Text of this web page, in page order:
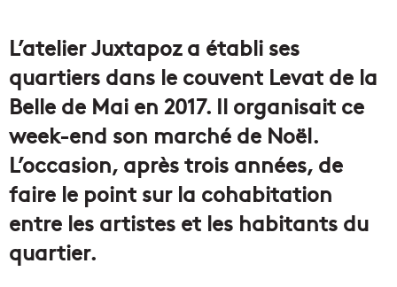
L’atelier Juxtapoz a établi ses
quartiers dans le couvent Levat de la
Belle de Mai en 2017. Il organisait ce
week-end son marché de Noël.
L’occasion, après trois années, de
faire le point sur la cohabitation
entre les artistes et les habitants du
quartier.